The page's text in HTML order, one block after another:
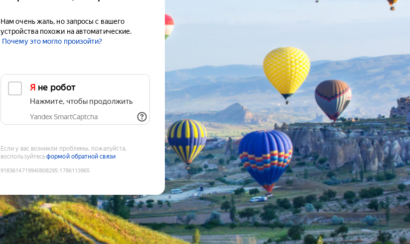
Нам очень жаль, но запросы с вашего
устройства похожи на автоматические.
Почему это могло произойти?
Я не робот
Нажмите, чтобы продолжить
Yandex SmartCaptcha
Если у вас возникли проблемы, пожалуйста,
воспользуйтесьформой обратной связи
9183614719940808295:1786113965